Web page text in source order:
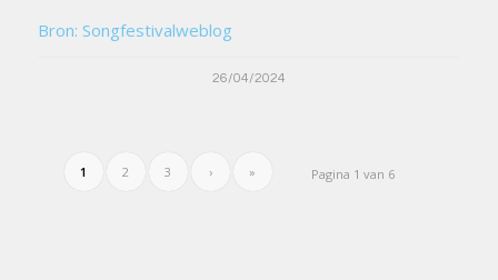
Bron: Songfestivalweblog
26/04/2024
Pagina 1 van 6
1 2 3 › »